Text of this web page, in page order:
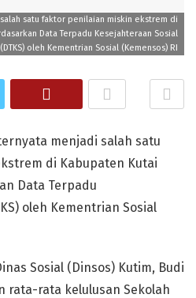
satu faktor penilaian miskin ekstrem di
Data Terpadu Kesejahteraan Sosial
(DTKS) oleh Kementrian Sosial (Kemensos) RI
menjadi salah satu
di Kabupaten Kutai
Data Terpadu
oleh Kementrian Sosial
Sosial (Dinsos) Kutim, Budi
rata-rata kelulusan Sekolah